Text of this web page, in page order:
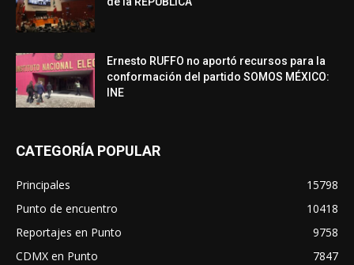
Ernesto RUFFO no aportó recursos para la
conformación del partido SOMOS MÉXICO:
INE
CATEGORÍA POPULAR
Principales
15798
Punto de encuentro
10418
Reportajes en Punto
9758
CDMX en Punto
7847